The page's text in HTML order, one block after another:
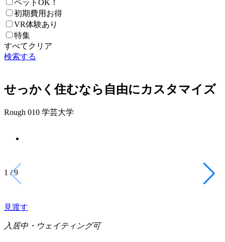
ペットOK！
初期費用お得
VR体験あり
特集
すべてクリア
検索する
せっかく住むなら自由にカスタマイズ
Rough 010 学芸大学
1 /9
見渡す
入居中・ウェイティング可